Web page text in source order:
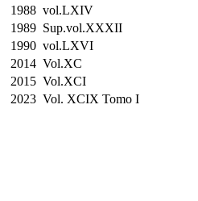
1988 vol.LXIV
1989 Sup.vol.XXXII
1990 vol.LXVI
2014 Vol.XC
2015 Vol.XCI
2023 Vol. XCIX Tomo I